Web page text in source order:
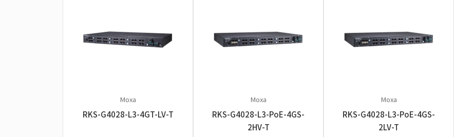
Moxa
RKS-G4028-L3-4GT-LV-T
Moxa
RKS-G4028-L3-PoE-4GS-
2HV-T
Moxa
RKS-G4028-L3-PoE-4GS-
2LV-T